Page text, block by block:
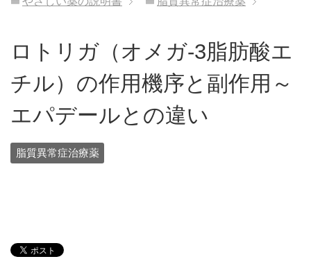
ロトリガ（オメガ‐3脂肪酸エ
チル）の作用機序と副作用～
エパデールとの違い
脂質異常症治療薬